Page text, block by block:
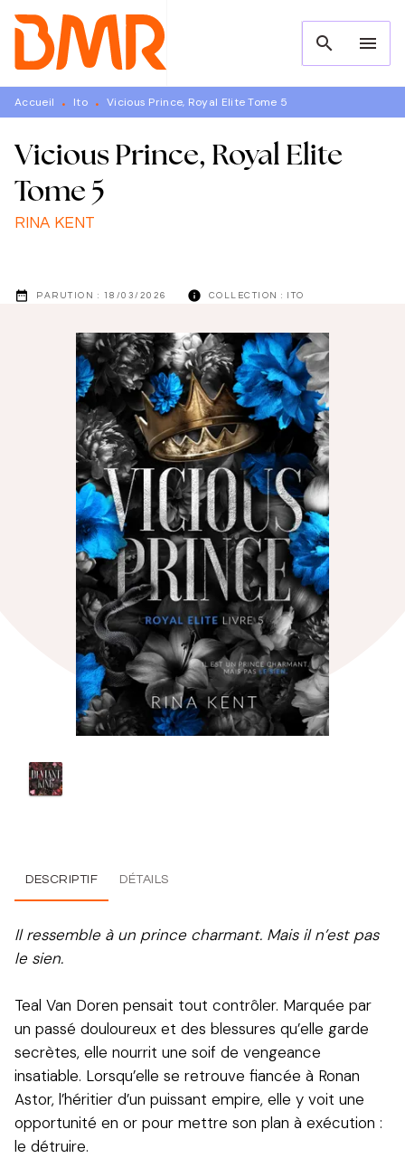
MENU RECHERCHE
PIED DE PAGE
search menu
Accueil • Ito • Vicious Prince, Royal Elite Tome 5
Vicious Prince, Royal Elite
Tome 5
RINA KENT
date_range PARUTION : 18/03/2026 info COLLECTION : ITO
DESCRIPTIF DÉTAILS
Il ressemble à un prince charmant. Mais il n’est pas
le sien.
Teal Van Doren pensait tout contrôler. Marquée par
un passé douloureux et des blessures qu’elle garde
secrètes, elle nourrit une soif de vengeance
insatiable. Lorsqu’elle se retrouve fiancée à Ronan
Astor, l’héritier d’un puissant empire, elle y voit une
opportunité en or pour mettre son plan à exécution :
le détruire.